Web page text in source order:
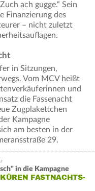
ach gugge.“ Sein
Finanzierung des
– nicht zuletzt
in Sitzungen,
Vom MCV heißt
und
die Fassenacht
Zugplakettchen
Kampagne
am besten in der
29.
in die Kampagne
FASTNACHTS-